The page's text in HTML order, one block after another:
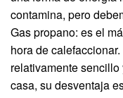
contamina, pero
Gas propano: es el
hora de
relativamente
casa, su desventaja